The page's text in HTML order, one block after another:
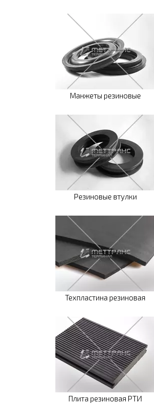
Манжеты резиновые
Резиновые втулки
Техпластина резиновая
Плита резиновая РТИ